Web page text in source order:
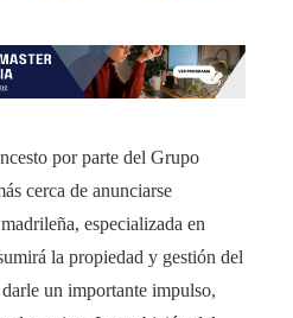
por parte del Grupo
cerca de anunciarse
especializada en
la propiedad y gestión del
un importante impulso,